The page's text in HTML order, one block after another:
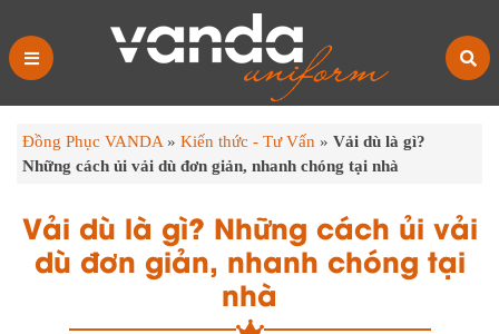
Đồng Phục VANDA » Kiến thức - Tư Vấn » Vải dù là gì?
Những cách ủi vải dù đơn giản, nhanh chóng tại nhà
Vải dù là gì? Những cách ủi vải
dù đơn giản, nhanh chóng tại
nhà